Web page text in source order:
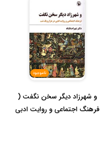
ناموجود
و شهرزاد دیگر سخن نگفت (
فرهنگ اجتماعی و روایت ادبی